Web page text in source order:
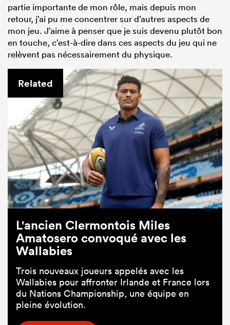
partie importante de mon rôle, mais depuis mon
retour, j’ai pu me concentrer sur d’autres aspects de
mon jeu. J’aime à penser que je suis devenu plutôt bon
en touche, c’est-à-dire dans ces aspects du jeu qui ne
relèvent pas nécessairement du physique.
Related
L'ancien Clermontois Miles
Amatosero convoqué avec les
Wallabies
Trois nouveaux joueurs appelés avec les
Wallabies pour affronter Irlande et France lors
du Nations Championship, une équipe en
pleine évolution.